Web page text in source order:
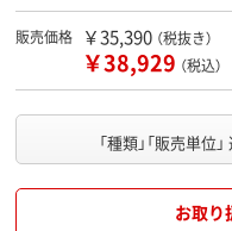
販売価格 ￥35,390 （税抜き）
￥38,929 （税込）
「種類」「販売単位
お取り